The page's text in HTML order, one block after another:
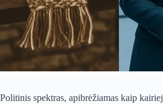
Politinis spektras, apibrėžiamas kaip